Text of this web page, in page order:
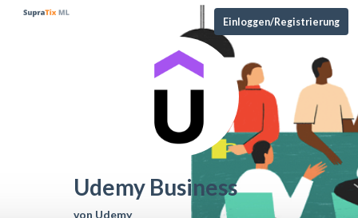
Einloggen/Registrierung
Udemy Business
von Udemy